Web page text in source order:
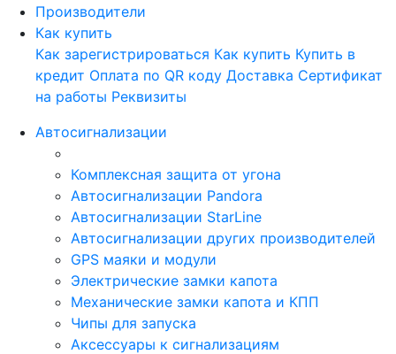
Производители
Как купить
Как зарегистрироваться Как купить Купить в
кредит Оплата по QR коду Доставка Сертификат
на работы Реквизиты
Автосигнализации
Комплексная защита от угона
Автосигнализации Pandora
Автосигнализации StarLine
Автосигнализации других производителей
GPS маяки и модули
Электрические замки капота
Механические замки капота и КПП
Чипы для запуска
Аксессуары к сигнализациям